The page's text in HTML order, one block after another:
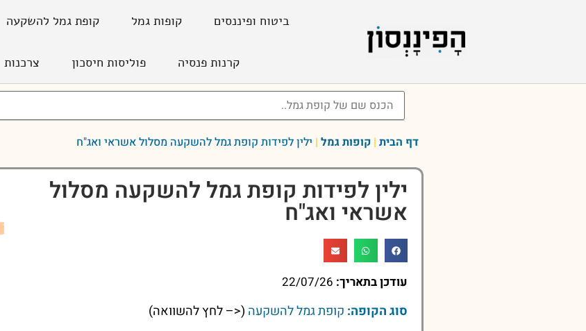
ביטוח ופיננסים קופות גמל קופת גמל להשקעה
קרנות פנסיה פוליסות חיסכון צרכנות
דף הבית | קופות גמל | ילין לפידות קופת גמל להשקעה מסלול אשראי ואג"ח
ילין לפידות קופת גמל להשקעה מסלול
אשראי ואג"ח
עודכן בתאריך: 22/07/26
סוג הקופה: קופת גמל להשקעה (<– לחץ להשוואה)